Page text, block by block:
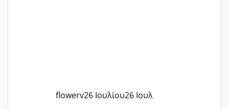
flowerv26 Ιουλίου26 Ιουλ